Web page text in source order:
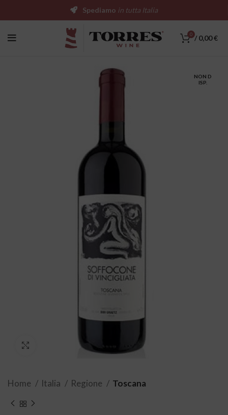
0 / 0,00€
NON D
ISP.
Click to enlarge
Home Italia Regione Toscana
Spediamo in tutta Italia